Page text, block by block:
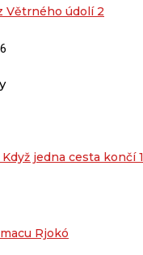
Větrného údolí 2
jedna cesta končí 1
Rjokó